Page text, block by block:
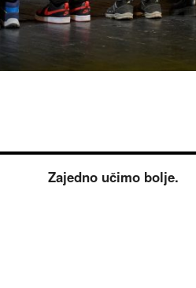
Zajedno učimo bolje.